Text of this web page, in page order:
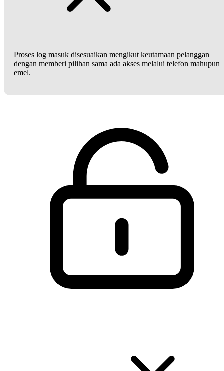
Proses log masuk disesuaikan mengikut keutamaan pelanggan
dengan memberi pilihan sama ada akses melalui telefon mahupun
emel.